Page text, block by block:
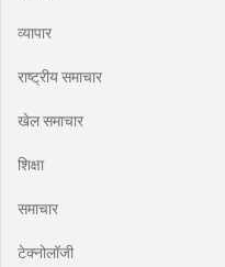
व्यापार
राष्ट्रीय समाचार
खेल समाचार
शिक्षा
समाचार
टेक्नोलॉजी